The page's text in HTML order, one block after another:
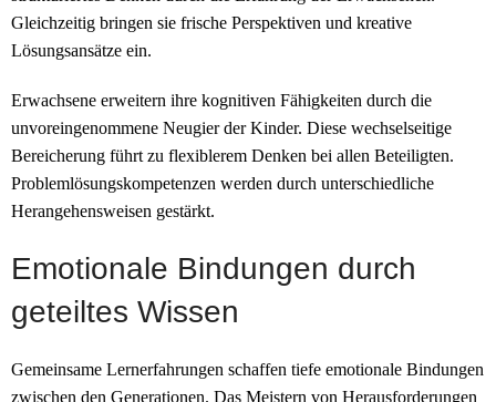
Gleichzeitig bringen sie frische Perspektiven und kreative
Lösungsansätze ein.
Erwachsene erweitern ihre kognitiven Fähigkeiten durch die
unvoreingenommene Neugier der Kinder. Diese wechselseitige
Bereicherung führt zu flexiblerem Denken bei allen Beteiligten.
Problemlösungskompetenzen werden durch unterschiedliche
Herangehensweisen gestärkt.
Emotionale Bindungen durch
geteiltes Wissen
Gemeinsame Lernerfahrungen schaffen tiefe emotionale Bindungen
zwischen den Generationen. Das Meistern von Herausforderungen